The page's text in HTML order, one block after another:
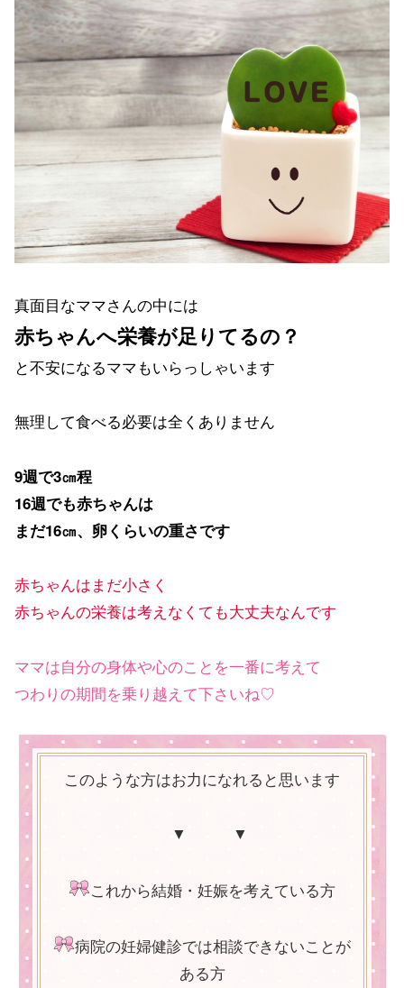
真面目なママさんの中には
赤ちゃんへ栄養が足りてるの？
と不安になるママもいらっしゃいます
無理して食べる必要は全くありません
9週で3㎝程
16週でも赤ちゃんは
まだ16㎝、卵くらいの重さです
赤ちゃんはまだ小さく
赤ちゃんの栄養は考えなくても大丈夫なんです
ママは自分の身体や心のことを一番に考えて
つわりの期間を乗り越えて下さいね♡
このような方はお力になれると思います
▼ ▼
これから結婚・妊娠を考えている方
病院の妊婦健診では相談できないことが
ある方